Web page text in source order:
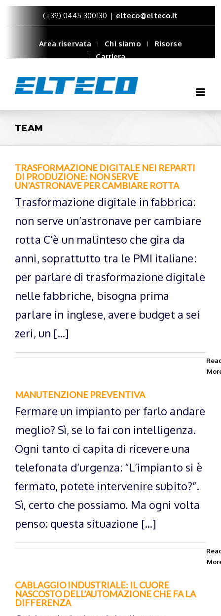
(+39) 0445 300130 | elteco@elteco.it
Area riservata Chi siamo
Risorse
Carriera
TEAM
TRASFORMAZIONE DIGITALE NEI REPARTI
DI PRODUZIONE: NON SERVE
UN’ASTRONAVE PER CAMBIARE ROTTA
Trasformazione digitale in fabbrica:
non serve un’astronave per cambiare
rotta C’è un malinteso che gira da
anni, soprattutto tra le PMI italiane:
per parlare di trasformazione digitale
nelle fabbriche, bisogna prima
parlare in inglese, avere budget a sei
zeri, un [...]
MANUTENZIONE PREVENTIVA
Fermare un impianto per farlo andare
meglio? Sì, se lo fai con intelligenza.
Ogni tanto ci capita di ricevere una
telefonata d’urgenza: “L’impianto si è
fermato, potete intervenire subito?”.
Sì, certo che possiamo. Ma ogni volta
penso: questa situazione [...]
CABLAGGIO INDUSTRIALE: IL CUORE
NASCOSTO DELL’AUTOMAZIONE CHE FA LA
DIFFERENZA